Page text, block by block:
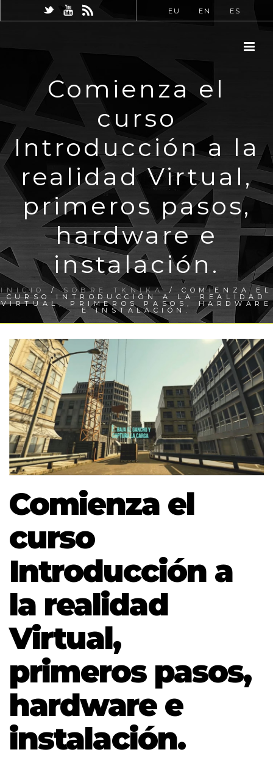
EU EN ES
Comienza el
curso
Introducción a la
realidad Virtual,
primeros pasos,
hardware e
instalación.
INICIO /SOBRE TKNIKA / COMIENZA EL
CURSO INTRODUCCIÓN A LA REALIDAD
VIRTUAL, PRIMEROS PASOS, HARDWARE
E INSTALACIÓN.
Comienza el
curso
Introducción a
la realidad
Virtual,
primeros pasos,
hardware e
instalación.